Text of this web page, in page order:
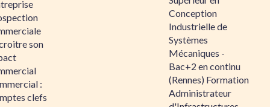
son
:
clefs
Conception
Industrielle de
Systèmes
Mécaniques -
Bac+2 en continu
(Rennes) Formation
Administrateur